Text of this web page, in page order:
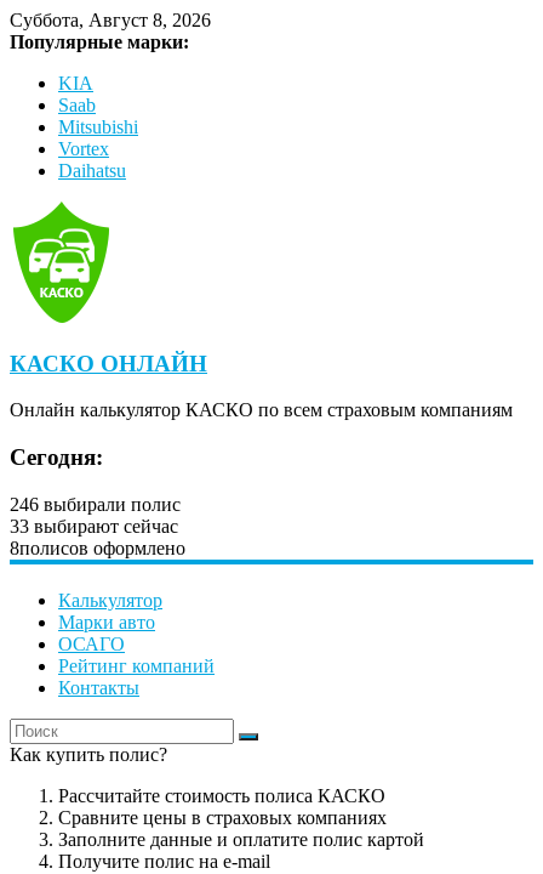
Суббота, Август 8, 2026
Популярные марки:
KIA
Saab
Mitsubishi
Vortex
Daihatsu
КАСКО ОНЛАЙН
Онлайн калькулятор КАСКО по всем страховым компаниям
Сегодня:
246 выбирали полис
33 выбирают сейчас
8полисов оформлено
Калькулятор
Марки авто
ОСАГО
Рейтинг компаний
Контакты
Как купить полис?
Рассчитайте стоимость полиса КАСКО
Сравните цены в страховых компаниях
Заполните данные и оплатите полис картой
Получите полис на e-mail